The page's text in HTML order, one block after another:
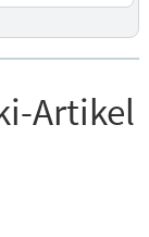
Artikel